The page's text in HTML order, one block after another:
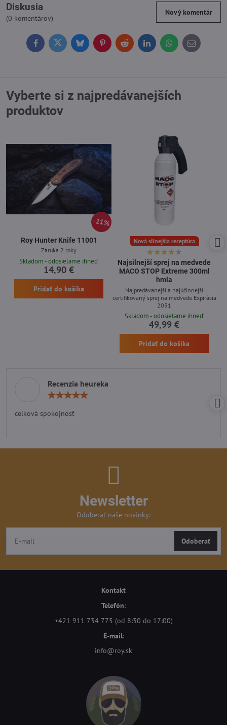
Diskusia
(0 komentárov)
Nový komentár
FacebookTwitterBlueskyPinterestReddit LinkedInWhatsApp
E-
mail
Vyberte si z najpredávanejších
produktov
21%
Roy Hunter Knife 11001
Záruka 2 roky
Skladom - odosielame ihneď
14,90 €
Pridať do košíka
Nová silnejšia receptúra
Najsilnejší sprej na medvede
MACO STOP Extreme 300ml
hmla
Najpredávanejší a najúčinnejší
certifikovaný sprej na medvede Expirácia
2031
Skladom - odosielame ihneď
49,99 €
Pridať do košíka
Recenzia heureka
celková spokojnosť
Newsletter
Odoberať naše novinky:
Odoberať
Kontakt
Telefón:
+421 911 734 775 (od 8:30 do 17:00)
E-mail:
info@roy.sk